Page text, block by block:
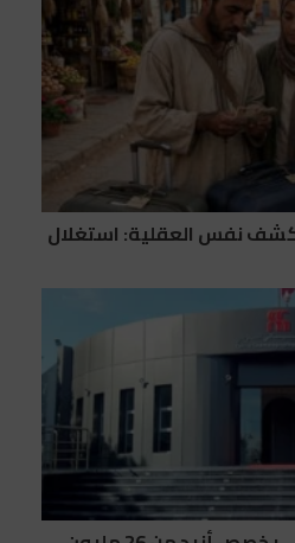
نفس العقلية: استغلال